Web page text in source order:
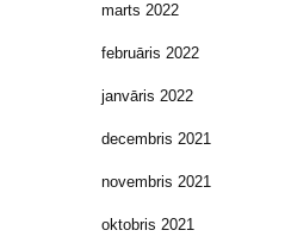
marts 2022
februāris 2022
janvāris 2022
decembris 2021
novembris 2021
oktobris 2021